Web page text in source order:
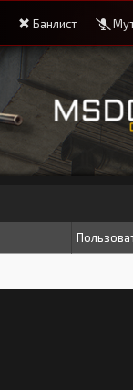
Банлист